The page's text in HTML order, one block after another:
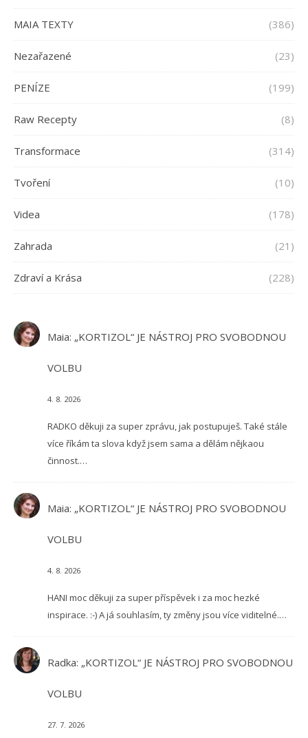
MAIA TEXTY (386)
Nezařazené (23)
PENÍZE (199)
Raw Recepty (8)
Transformace (314)
Tvoření (10)
Videa (178)
Zahrada (21)
Zdraví a Krása (228)
Maia: „KORTIZOL“ JE NÁSTROJ PRO SVOBODNOU
VOLBU
4. 8. 2026
RADKO děkuji za super zprávu, jak postupuješ. Také stále
více říkám ta slova když jsem sama a dělám nějkaou
činnost.…
Maia: „KORTIZOL“ JE NÁSTROJ PRO SVOBODNOU
VOLBU
4. 8. 2026
HANI moc děkuji za super příspěvek i za moc hezké
inspirace. :-) A já souhlasím, ty změny jsou více viditelné.…
Radka: „KORTIZOL“ JE NÁSTROJ PRO SVOBODNOU
VOLBU
27. 7. 2026